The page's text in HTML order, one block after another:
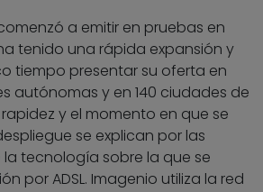
a emitir en pruebas en
tenido una rápida expansión y
tiempo presentar su oferta en
autónomas y en 140 ciudades de
y el momento en que se
se explican por las
tecnología sobre la que se
por ADSL. Imagenio utiliza la red